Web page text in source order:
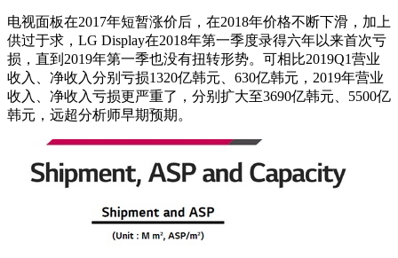
电视面板在2017年短暂涨价后，在2018年价格不断下滑，加上
供过于求，LG Display在2018年第一季度录得六年以来首次亏
损，直到2019年第一季也没有扭转形势。可相比2019Q1营业
收入、净收入分别亏损1320亿韩元、630亿韩元，2019年营业
收入、净收入亏损更严重了，分别扩大至3690亿韩元、5500亿
韩元，远超分析师早期预期。